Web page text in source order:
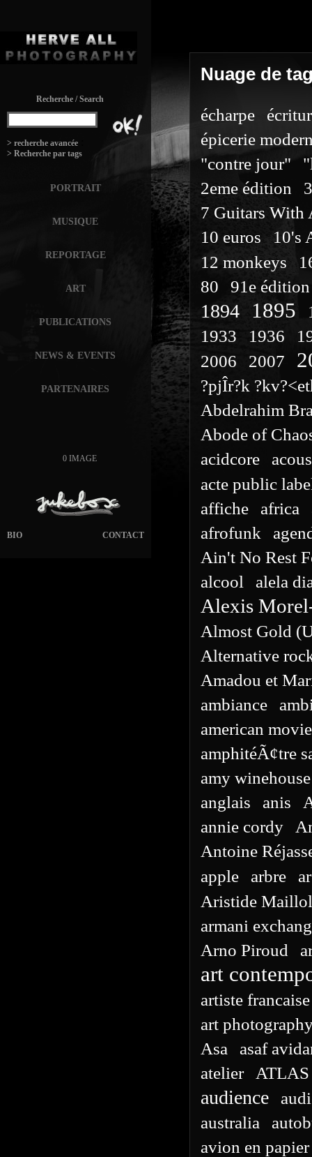
Recherche / Search
> recherche avancée
> Recherche par tags
PORTRAIT
MUSIQUE
REPORTAGE
ART
PUBLICATIONS
NEWS & EVENTS
PARTENAIRES
0 IMAGE
CONTACT
BIO
Nuage de
écharpe
épicerie
"contre jour"
2eme édition
3
7 Guitars
10 euros
10's
12 monkeys
80
91e édition
1894 1895
1933
1936
2006
2007
?pjÎr?k
Abdelrahim
Abode of
acidcore
acte public
affiche
africa
afrofunk
Ain't No Rest
alcool
alela
Alexis
Almost Gold
Alternative
Amadou et
ambiance
american
amphitéÃ¢tre
amy winehouse
anglais
anis
annie cordy
Antoine
apple
arbre
Aristide Maillol
armani
Arno Piroud
art
artiste francaise
art
Asa
asaf
atelier
ATLAS
audience
australia
avion en papier